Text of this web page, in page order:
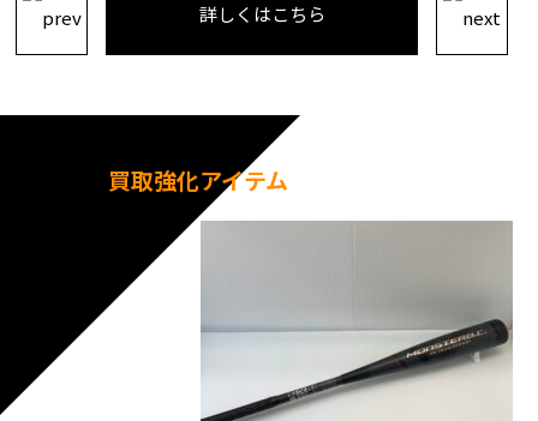
詳しくはこちら
買取強化アイテム